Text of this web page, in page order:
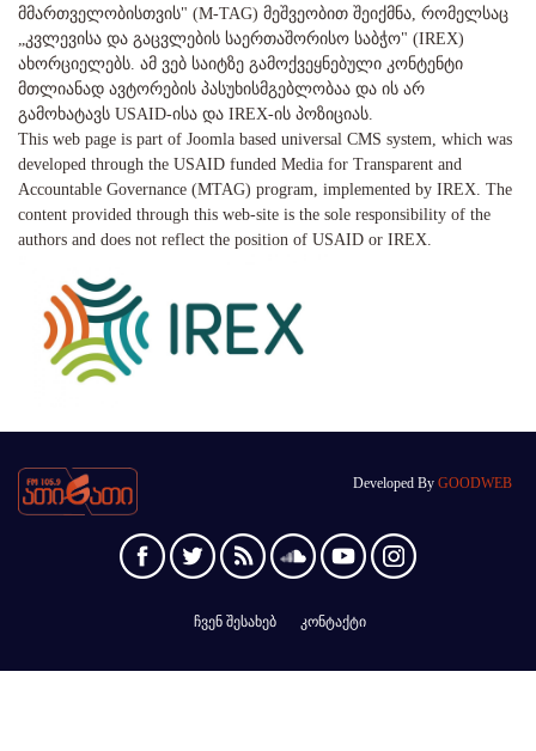
მმართველობისთვის" (M-TAG) მეშვეობით შეიქმნა, რომელსაც
„კვლევისა და გაცვლების საერთაშორისო საბჭო" (IREX)
ახორციელებს. ამ ვებ საიტზე გამოქვეყნებული კონტენტი
მთლიანად ავტორების პასუხისმგებლობაა და ის არ
გამოხატავს USAID-ისა და IREX-ის პოზიციას.
This web page is part of Joomla based universal CMS system, which was
developed through the USAID funded Media for Transparent and
Accountable Governance (MTAG) program, implemented by IREX. The
content provided through this web-site is the sole responsibility of the
authors and does not reflect the position of USAID or IREX.
Developed By GOODWEB
ჩვენ შესახებ კონტაქტი